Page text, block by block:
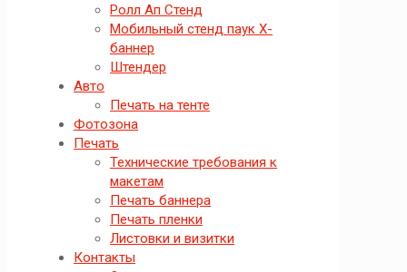
Ролл Ап Стенд
Мобильный стенд паук X-
баннер
Штендер
Авто
Печать на тенте
Фотозона
Печать
Технические требования к
макетам
Печать баннера
Печать пленки
Листовки и визитки
Контакты